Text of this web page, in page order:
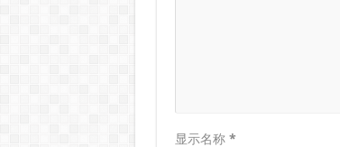
显示名称 *